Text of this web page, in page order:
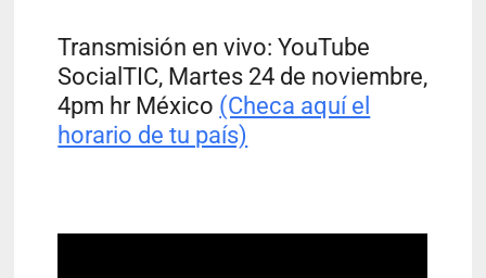
Transmisión en vivo: YouTube
SocialTIC, Martes 24 de noviembre,
4pm hr México (Checa aquí el
horario de tu país)